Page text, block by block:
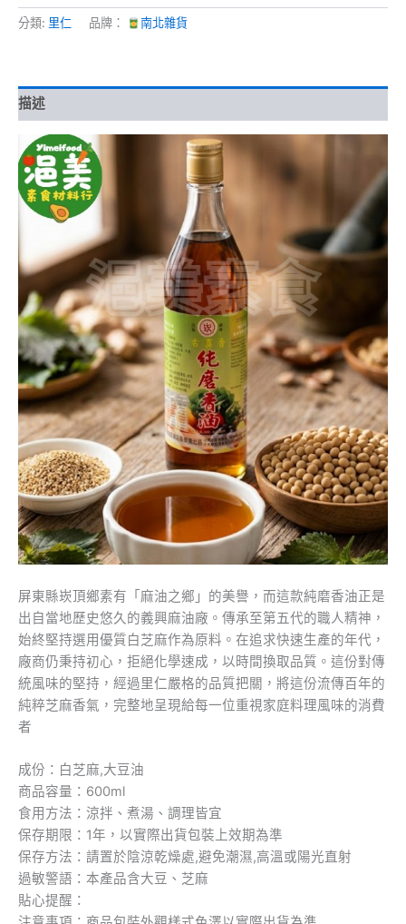
分類: 里仁 品牌： 南北雜貨
描述
屏東縣崁頂鄉素有「麻油之鄉」的美譽，而這款純磨香油正是
出自當地歷史悠久的義興麻油廠。傳承至第五代的職人精神，
始終堅持選用優質白芝麻作為原料。在追求快速生產的年代，
廠商仍秉持初心，拒絕化學速成，以時間換取品質。這份對傳
統風味的堅持，經過里仁嚴格的品質把關，將這份流傳百年的
純粹芝麻香氣，完整地呈現給每一位重視家庭料理風味的消費
者
成份：白芝麻,大豆油
商品容量：600ml
食用方法：涼拌、煮湯、調理皆宜
保存期限：1年，以實際出貨包裝上效期為準
保存方法：請置於陰涼乾燥處,避免潮濕,高溫或陽光直射
過敏警語：本產品含大豆、芝麻
貼心提醒：